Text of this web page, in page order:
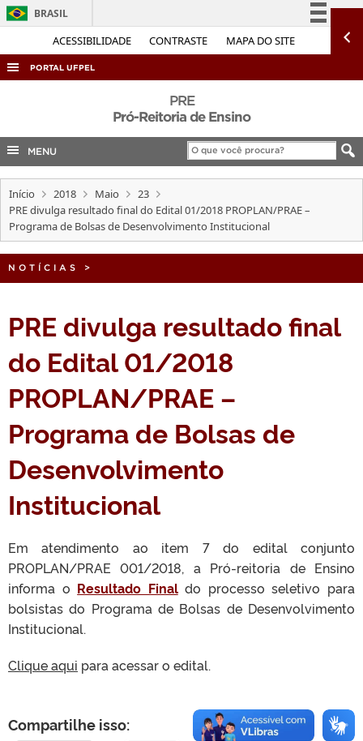
ACESSIBILIDADE CONTRASTE MAPA DO SITE
BRASIL
Simplifique!
Acesso à informação
Legislação
Canais
PORTAL UFPEL
COBALTO
CONCURSOS
EDITAIS
INTERNACIONAL
PRE
Pró-Reitoria de Ensino
MENU
Início 2018 Maio
23
PRE divulga resultado final do Edital 01/2018 PROPLAN/PRAE –
Programa de Bolsas de Desenvolvimento Institucional
NOTÍCIAS >
PRE divulga resultado final
do Edital 01/2018
PROPLAN/PRAE –
Programa de Bolsas de
Desenvolvimento
Institucional
Em atendimento ao item 7 do edital conjunto
PROPLAN/PRAE 001/2018, a Pró-reitoria de Ensino
informa o Resultado Finaldo processo seletivo para
bolsistas do Programa de Bolsas de Desenvolvimento
Institucional.
Clique aqui para acessar o edital.
Compartilhe isso: